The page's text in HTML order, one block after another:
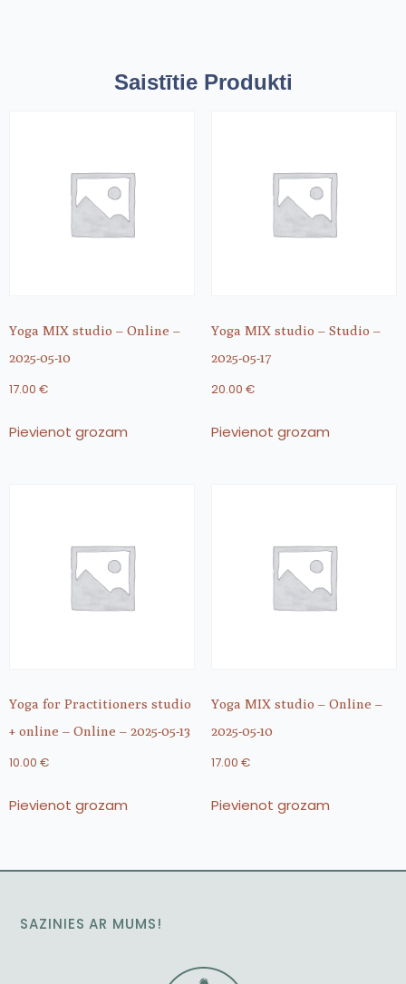
Saistītie Produkti
Yoga MIX studio – Online –
2025-05-10
17.00 €
Pievienot grozam
Yoga MIX studio – Studio –
2025-05-17
20.00 €
Pievienot grozam
Yoga for Practitioners studio
+ online – Online – 2025-05-13
10.00 €
Pievienot grozam
Yoga MIX studio – Online –
2025-05-10
17.00 €
Pievienot grozam
SAZINIES AR MUMS!